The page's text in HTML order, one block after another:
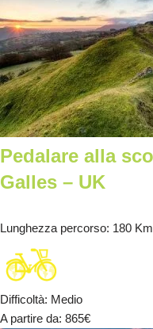
Pedalare alla
Galles – UK
Lunghezza percorso: 180 Km
Difficoltà: Medio
A partire da: 865€